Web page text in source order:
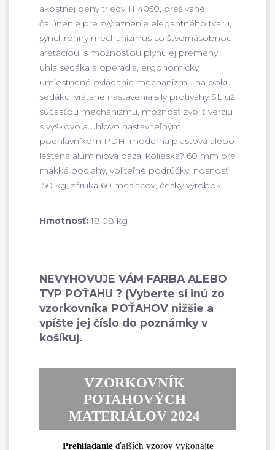
akostnej peny triedy H 4050, prešívané
čalúnenie pre zvýraznenie elegantného tvaru,
synchrónny mechanizmus so štvornásobnou
aretáciou, s možnosťou plynulej premeny
uhla sedáka a operadla, ergonomicky
umiestnené ovládanie mechanizmu na boku
sedáku, vrátane nastavenia sily protiváhy SL už
súčasťou mechanizmu, možnosť zvoliť verziu
s výškovo a uhlovo nastaviteľným
podhlavníkom PDH, moderná plastová alebo
leštená alumíniová báza, kolieska? 60 mm pre
mäkké podlahy, voliteľné podrúčky, nosnosť
150 kg, záruka 60 mesiacov, český výrobok.
Hmotnosť:18,08 kg
NEVYHOVUJE VÁM FARBA ALEBO
TYP POŤAHU ? (Vyberte si inú zo
vzorkovníka POŤAHOV nižšie a
vpíšte jej číslo do poznámky v
košíku).